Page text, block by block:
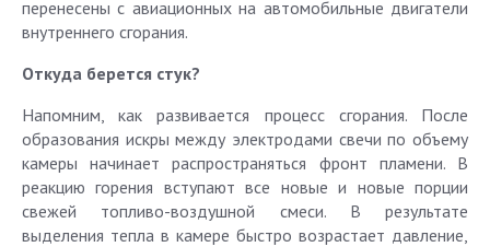
перенесены с авиационных на автомобильные двигатели
внутреннего сгорания.
Откуда берется стук?
Напомним, как развивается процесс сгорания. После
образования искры между электродами свечи по объему
камеры начинает распространяться фронт пламени. В
реакцию горения вступают все новые и новые порции
свежей топливо-воздушной смеси. В результате
выделения тепла в камере быстро возрастает давление,